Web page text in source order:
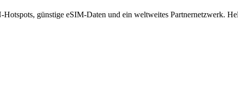
günstige eSIM-Daten und ein weltweites Partnernetzwerk.